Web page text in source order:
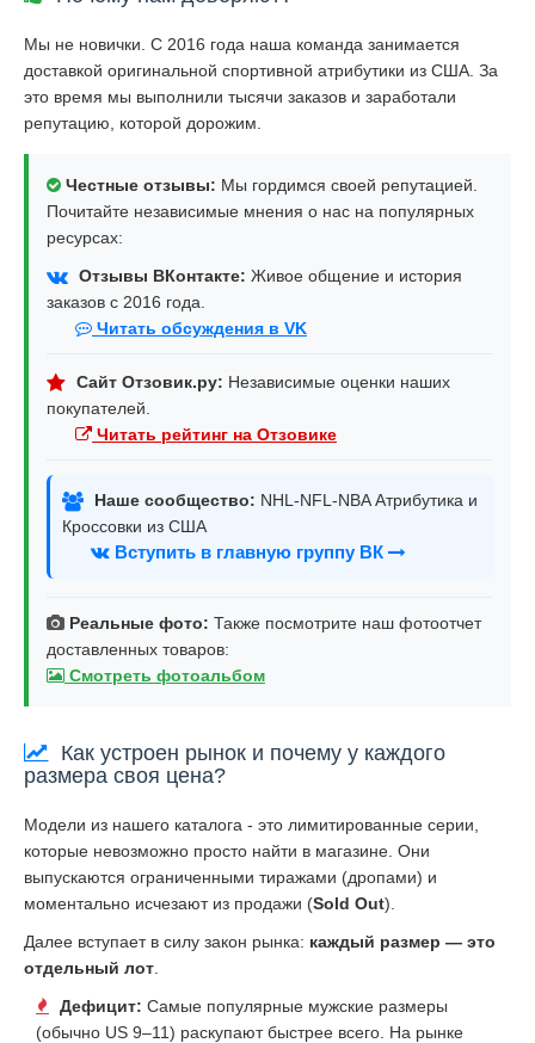
Мы не новички. С 2016 года наша команда занимается
доставкой оригинальной спортивной атрибутики из США. За
это время мы выполнили тысячи заказов и заработали
репутацию, которой дорожим.
Честные отзывы: Мы гордимся своей репутацией.
Почитайте независимые мнения о нас на популярных
ресурсах:
Отзывы ВКонтакте: Живое общение и история
заказов с 2016 года.
Читать обсуждения в VK
Сайт Отзовик.ру: Независимые оценки наших
покупателей.
Читать рейтинг на Отзовике
Наше сообщество: NHL-NFL-NBA Атрибутика и
Кроссовки из США
Вступить в главную группу ВК
Реальные фото: Также посмотрите наш фотоотчет
доставленных товаров:
Смотреть фотоальбом
Как устроен рынок и почему у каждого
размера своя цена?
Модели из нашего каталога - это лимитированные серии,
которые невозможно просто найти в магазине. Они
выпускаются ограниченными тиражами (дропами) и
моментально исчезают из продажи (Sold Out).
Далее вступает в силу закон рынка: каждый размер — это
отдельный лот
Дефицит: Самые популярные мужские размеры
(обычно US 9–11) раскупают быстрее всего. На рынке